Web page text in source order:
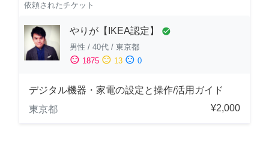
依頼されたチケット
やりが【IKEA認定】 check_circle
男性 / 40代 / 東京都
sentiment_satisfied 1875 sentiment_neutral 13 sentiment_dissatisfied 0
デジタル機器・家電の設定と操作/活用ガイド
東京都
¥2,000